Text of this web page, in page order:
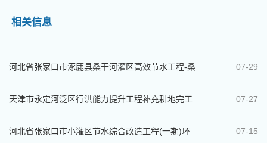
相关信息
河北省张家口市涿鹿县桑干河灌区高效节水工程-桑
07-29
天津市永定河泛区行洪能力提升工程补充耕地完工
07-27
河北省张家口市小灌区节水综合改造工程(一期)环
07-15